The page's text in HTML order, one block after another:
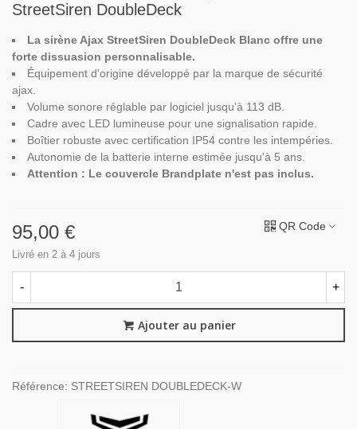
StreetSiren DoubleDeck
La sirène Ajax StreetSiren DoubleDeck Blanc offre une
forte dissuasion personnalisable.
Équipement d'origine développé par la marque de sécurité
ajax.
Volume sonore réglable par logiciel jusqu'à 113 dB.
Cadre avec LED lumineuse pour une signalisation rapide.
Boîtier robuste avec certification IP54 contre les intempéries.
Autonomie de la batterie interne estimée jusqu'à 5 ans.
Attention : Le couvercle Brandplate n'est pas inclus.
95,00 €
Livré en 2 à 4 jours
QR Code
- +
Ajouter au panier
Référence: STREETSIREN DOUBLEDECK-W